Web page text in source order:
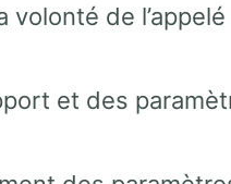
de l’appelé
et des